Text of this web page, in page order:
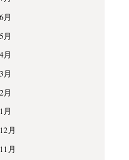
月
月
月
月
月
月
月
月